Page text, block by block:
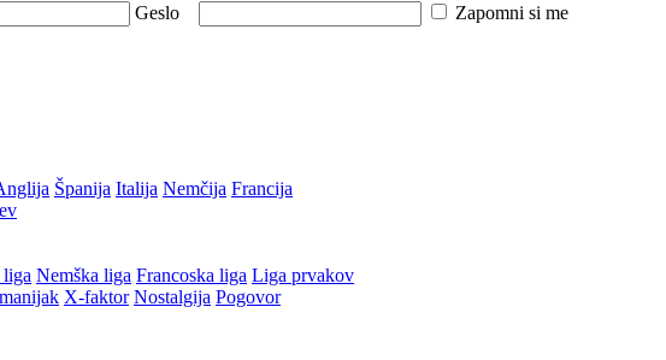
Geslo Zapomni si me
Španija Italija Nemčija Francija
Nemška liga Francoska liga Liga prvakov
X-faktor Nostalgija Pogovor